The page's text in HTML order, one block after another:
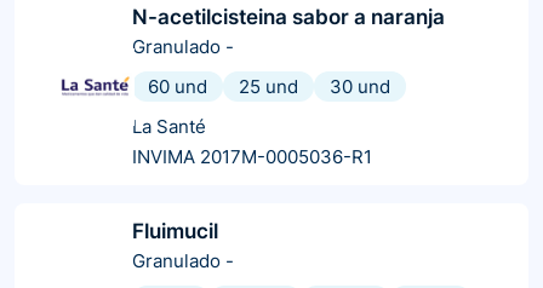
N-acetilcisteina sabor a naranja
Granulado -
60 und
25 und
30 und
La Santé
INVIMA 2017M-0005036-R1
Fluimucil
Granulado -